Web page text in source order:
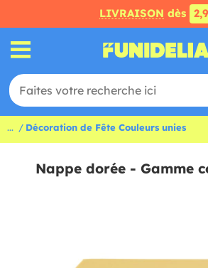
LIVRAISON dès
... Décoration de Fête Couleurs unies
Nappe dorée - Gamme